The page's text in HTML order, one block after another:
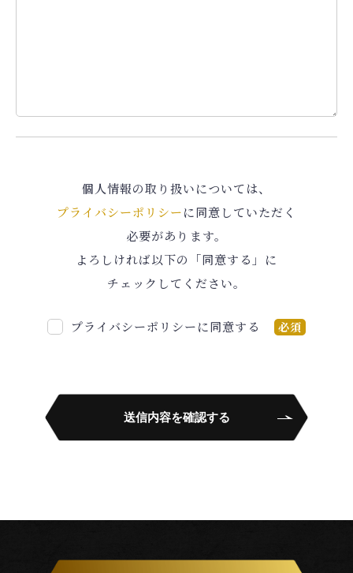
個人情報の取り扱いについては、
プライバシーポリシーに同意していただく
必要があります。
よろしければ以下の「同意する」に
チェックしてください。
プライバシーポリシーに同意する 必須
送信内容を確認する